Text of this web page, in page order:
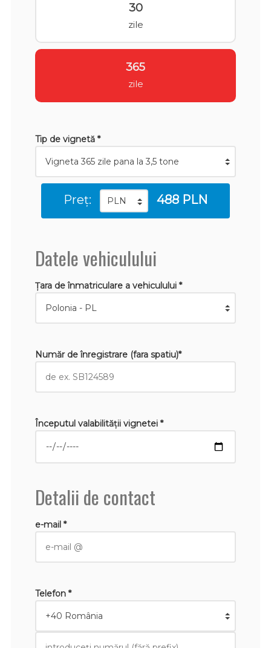
30
zile
365
zile
Tip de vignetă *
Preț: 488 PLN
Datele vehiculului
Țara de înmatriculare a vehiculului *
Număr de înregistrare (fara spatiu)*
Începutul valabilităţii vignetei *
Detalii de contact
e-mail *
Telefon *